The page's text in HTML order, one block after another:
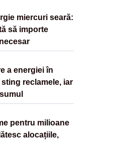
miercuri seară:
să importe
a energiei în
reclamele, iar
pentru milioane
alocațiile,